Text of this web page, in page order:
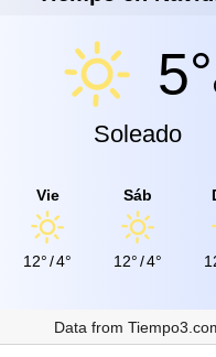
5°
Soleado
Vie
12°/4°
Sáb
12°/4°
Data from